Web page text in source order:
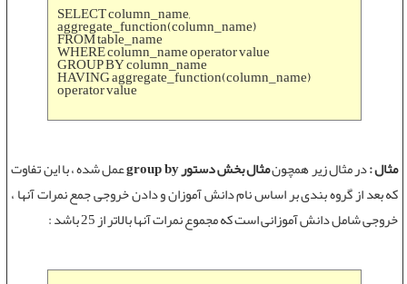
SELECT column_name,
aggregate_function(column_name)
FROM table_name
WHERE column_name operator value
GROUP BY column_name
HAVING aggregate_function(column_name)
operator value
مثال :در مثال زیر همچونمثال بخش دستور group by
عمل شده ، با این تفاوت
که بعد از گروه بندی بر اساس نام دانش آموزان و دادن خروجی جمع نمرات آنها ،
خروجی شامل دانش آموزانی است که مجموع نمرات آنها بالاتر از 25 باشد :